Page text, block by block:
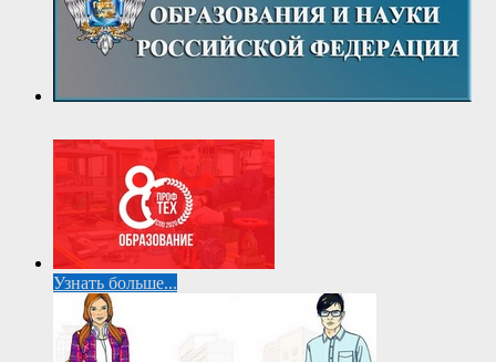
Узнать больше...